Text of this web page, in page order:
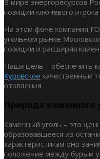
позиции ключевого
На этом фоне компания
угольном рынке
позиции и расширяя
Наша цель – обеспечить
Куровское качественным
отопления.
Природа каменного
Каменный уголь – это
образовавшееся из
характеристикам оно
положение между бурым